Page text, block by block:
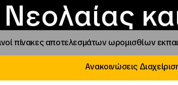
Το
πίνακες αποτελεσμάτων ωρομισθίων
Ανακοινώσεις